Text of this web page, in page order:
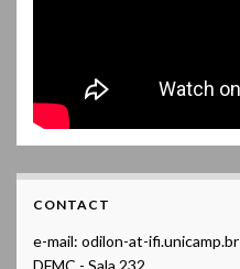
CONTACT
e-mail: odilon-at-ifi.unicamp.br
DFMC - Sala 232